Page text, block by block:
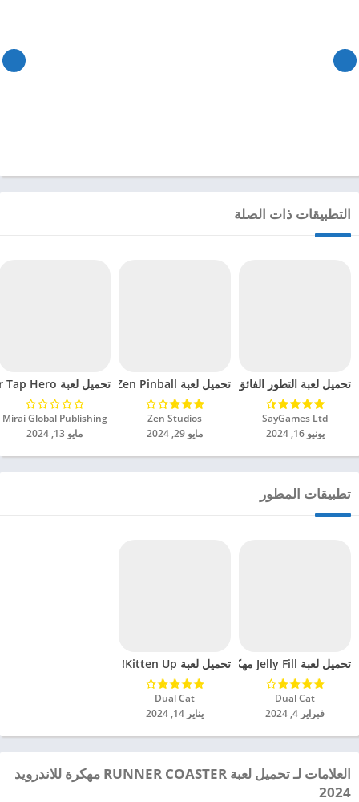
التطبيقات ذات الصلة
تحميل لعبة التطور الفائق مهكرة للاندرويد 2024
SayGames Ltd‏
يونيو 16, 2024
تحميل لعبة Zen Pinball مهكرة للاندرويد 2024
Zen Studios‏
مايو 29, 2024
تحميل لعبة Gym Clicker Tap Hero مهكرة للاندرويد 2024
Mirai Global Publishing‏
مايو 13, 2024
تطبيقات المطور
تحميل لعبة Jelly Fill مهكرة للاندرويد 2024
Dual Cat‏
فبراير 4, 2024
تحميل لعبة Kitten Up! مهكرة للاندرويد 2024
Dual Cat‏
يناير 14, 2024
العلامات لـ تحميل لعبة RUNNER COASTER مهكرة للاندرويد
2024